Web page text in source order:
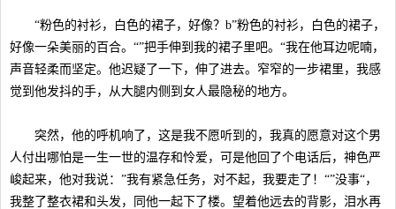
“粉色的衬衫，白色的裙子，好像？b”粉色的衬衫，白色的裙子，
好像一朵美丽的百合。“”把手伸到我的裙子里吧。“我在他耳边呢喃，
声音轻柔而坚定。他迟疑了一下，伸了进去。窄窄的一步裙里，我感
觉到他发抖的手，从大腿内侧到女人最隐秘的地方。
突然，他的呼机响了，这是我不愿听到的，我真的愿意对这个男
人付出哪怕是一生一世的温存和怜爱，可是他回了个电话后，神色严
峻起来，他对我说：”我有紧急任务，对不起，我要走了！“”没事“，
我整了整衣裙和头发，同他一起下了楼。望着他远去的背影，泪水再